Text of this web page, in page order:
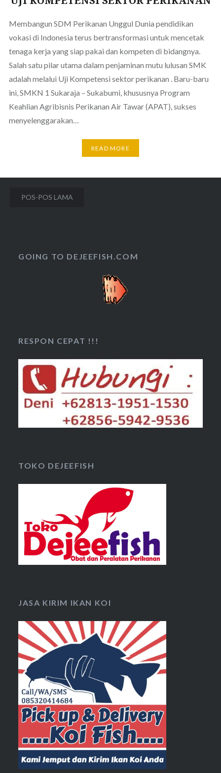
Membangun SDM Perikanan Unggul Dunia pendidikan
vokasi di Indonesia terus bertransformasi untuk mencetak
tenaga kerja yang siap pakai dan kompeten di bidangnya.
Salah satu pilar utama dalam penjaminan mutu lulusan SMK
adalah melalui Uji Kompetensi sektor perikanan . Baru-baru
ini, SMKN 1 Sukaraja – Sukabumi, khususnya Program
Keahlian Agribisnis Perikanan Air Tawar (APAT), sukses
menyelenggarakan…
READ MORE
Navigasi
POS-POS LAMA
GOING TO DEJEEFISH.COM
RESPON CEPAT !!!
TOKO DEJEEFISH
JASA KIRIM IKAN KOI